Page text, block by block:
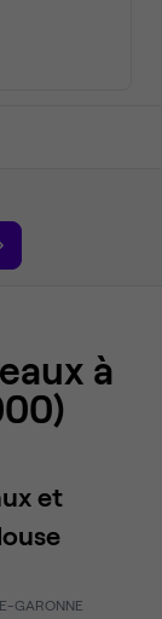
à
et
GARONNE